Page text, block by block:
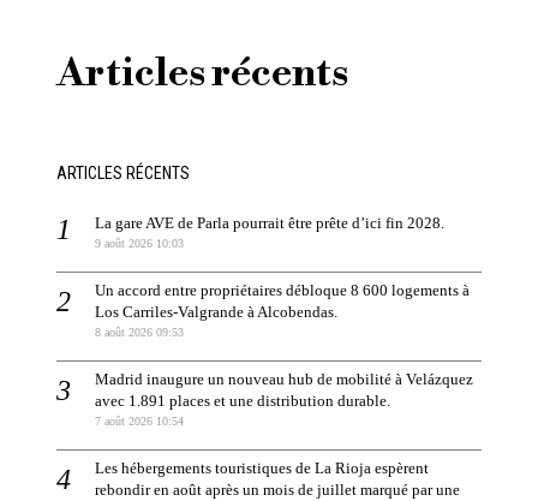
Articles récents
ARTICLES RÉCENTS
La gare AVE de Parla pourrait être prête d’ici fin 2028.
9 août 2026 10:03
Un accord entre propriétaires débloque 8 600 logements à
Los Carriles-Valgrande à Alcobendas.
8 août 2026 09:53
Madrid inaugure un nouveau hub de mobilité à Velázquez
avec 1.891 places et une distribution durable.
7 août 2026 10:54
Les hébergements touristiques de La Rioja espèrent
rebondir en août après un mois de juillet marqué par une